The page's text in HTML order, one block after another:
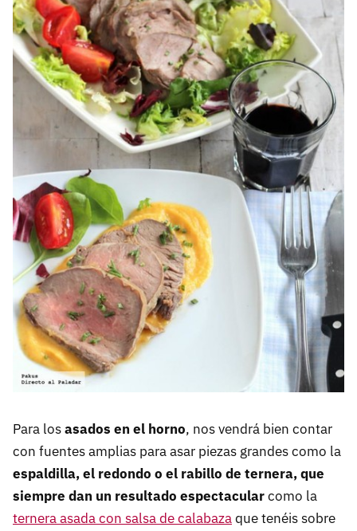
Para losasados en el horno, nos vendrá bien contar
con fuentes amplias para asar piezas grandes como la
espaldilla, el redondo o el rabillo de ternera, que
siempre dan un resultado espectacularcomo la
ternera asada con salsa de calabazaque tenéis sobre